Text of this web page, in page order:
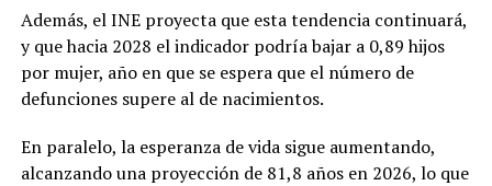
Además, el INE proyecta que esta tendencia continuará,
y que hacia 2028 el indicador podría bajar a 0,89 hijos
por mujer, año en que se espera que el número de
defunciones supere al de nacimientos.
En paralelo, la esperanza de vida sigue aumentando,
alcanzando una proyección de 81,8 años en 2026, lo que